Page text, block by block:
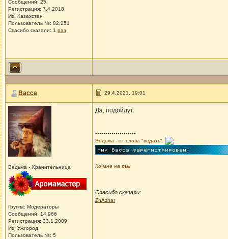
Сообщений: 25
Регистрация: 7.4.2018
Из: Казахстан
Пользователь №: 82,251
Спасибо сказали: 1 раз
Васса 29.4.2021, 19:01
Ведьма - Хранительница
Группа: Модераторы
Сообщений: 14,966
Регистрация: 23.1.2009
Из: Ужгород
Пользователь №: 5
Да, подойдут.
--------------------
Ведьма - от слова "ведать"
Ко мне на ты
Спасибо сказали:
ZhAzhar